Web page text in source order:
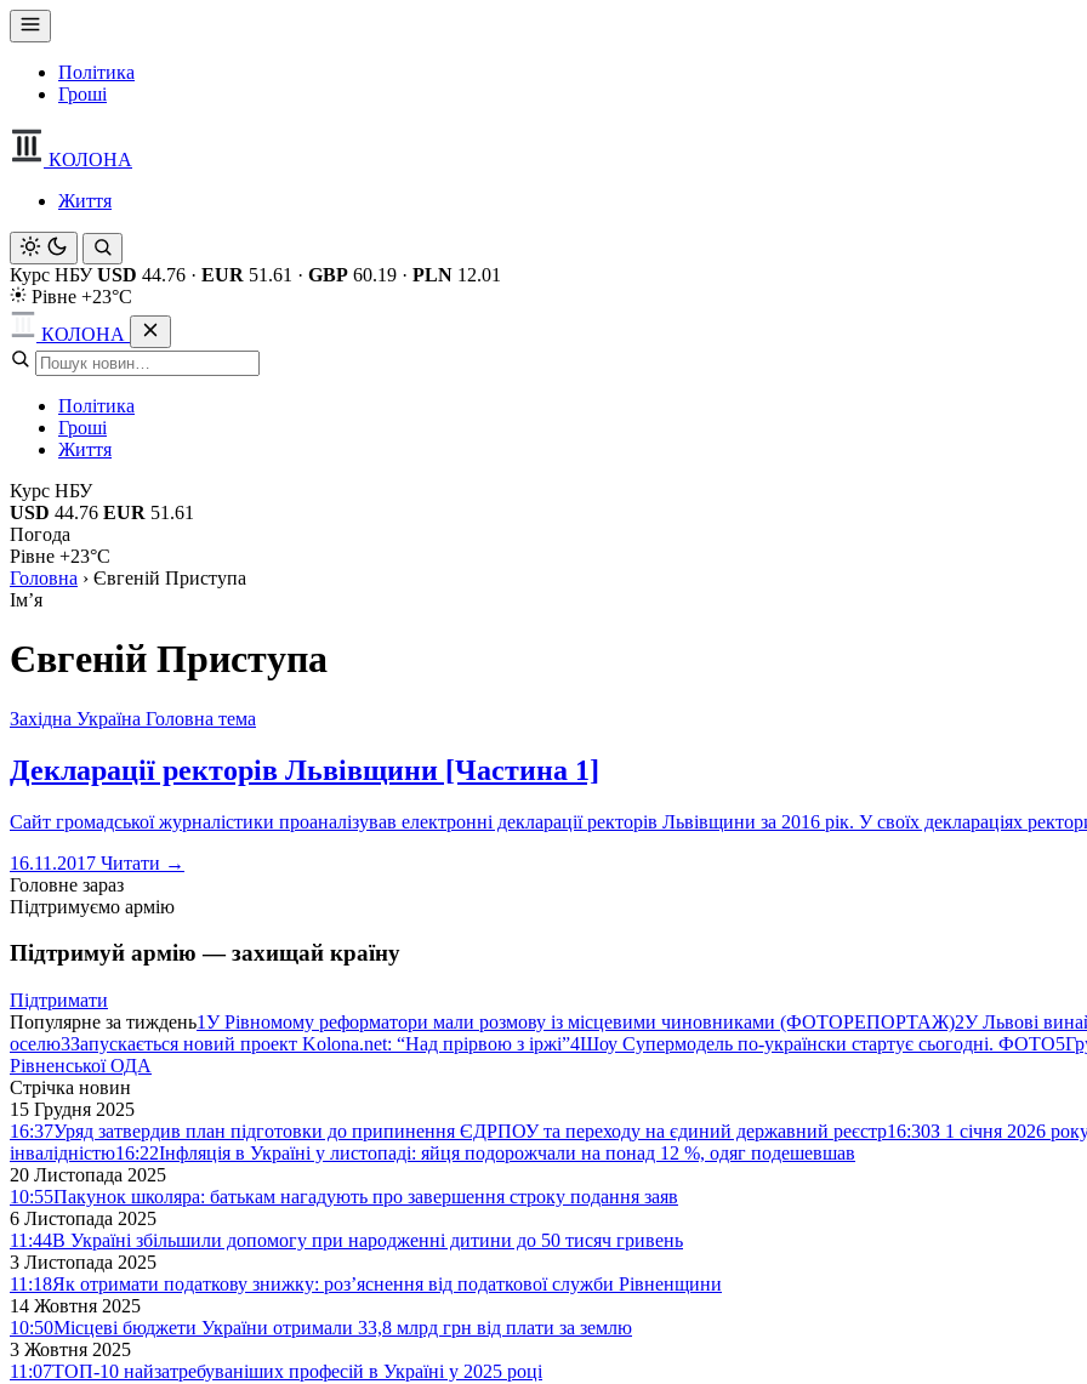
Політика
Гроші
КОЛОНА
Життя
Курс НБУ USD 44.76 · EUR 51.61 · GBP 60.19 · PLN 12.01
Рівне +23°C
КОЛОНА
Політика
Гроші
Життя
Курс НБУ
USD 44.76 EUR 51.61
Погода
Рівне +23°C
Головна › Євгеній Приступа
Імʼя
Євгеній Приступа
Західна Україна Головна тема
Декларації ректорів Львівщини [Частина 1]
Сайт громадської журналістики проаналізував електронні декларації ректорів Львівщини за 2016 рік. У своїх деклараціях
16.11.2017 Читати →
Головне зараз
Підтримуємо армію
Підтримуй армію — захищай країну
Підтримати
Популярне за тиждень1У Рівномому реформатори мали розмову із місцевими чиновниками (ФОТОРЕПОРТАЖ)2У Львові
оселю3Запускається новий проект Kolona.net: “Над прірвою з іржі”4Шоу Супермодель по-українски стартує сьогодні. ФОТО5
Рівненської ОДА
Стрічка новин
15 Грудня 2025
16:37Уряд затвердив план підготовки до припинення ЄДРПОУ та переходу на єдиний державний реєстр16:30З 1 січня 2026
інвалідністю16:22Інфляція в Україні у листопаді: яйця подорожчали на понад 12 %, одяг подешевшав
20 Листопада 2025
10:55Пакунок школяра: батькам нагадують про завершення строку подання заяв
6 Листопада 2025
11:44В Україні збільшили допомогу при народженні дитини до 50 тисяч гривень
3 Листопада 2025
11:18Як отримати податкову знижку: роз’яснення від податкової служби Рівненщини
14 Жовтня 2025
10:50Місцеві бюджети України отримали 33,8 млрд грн від плати за землю
3 Жовтня 2025
11:07ТОП-10 найзатребуваніших професій в Україні у 2025 році